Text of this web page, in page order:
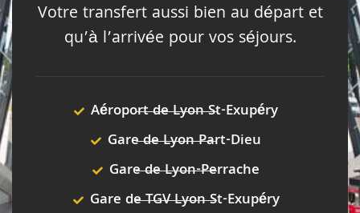
Votre transfert aussi bien au départ et
qu’à l’arrivée pour vos séjours.
Aéroport de Lyon St-Exupéry
Gare de Lyon Part-Dieu
Gare de Lyon-Perrache
Gare de TGV Lyon St-Exupéry